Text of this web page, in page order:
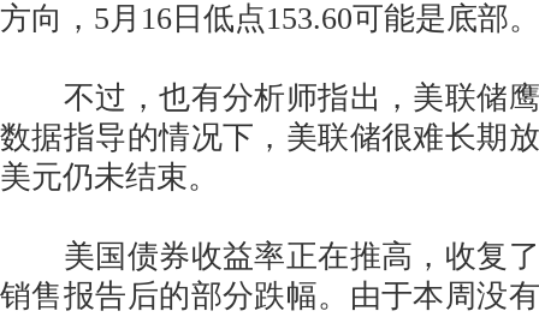
方向，5月16日低点153.60可能是底部。
不过，也有分析师指出，美联储鹰
数据指导的情况下，美联储很难长期
美元仍未结束。
美国债券收益率正在推高，收复了
销售报告后的部分跌幅。由于本周没